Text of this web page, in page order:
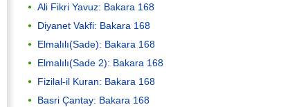
Ali Fikri Yavuz: Bakara 168
Diyanet Vakfi: Bakara 168
Elmalılı(Sade): Bakara 168
Elmalılı(Sade 2): Bakara 168
Fizilal-il Kuran: Bakara 168
Basri Çantay: Bakara 168